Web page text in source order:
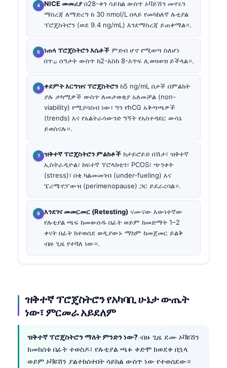
NICE መመሪያበ28-ቀን ሳይክል ውስጥ ኦቫይሽን መኖሩን
ማስረጃ ለማድረግ ከ 30 nmol/L በላይ የመካከለኛ ሉቲያል
ፕሮጄስትሮን (ወደ 9.4 ng/mL) እንደማስረጃ ይጠቀማል።.
ነጠላ ፕሮጄስትሮን እሴቶች ምድብ ሆኖ የሚወጣ ስለሆነ
በጥند ሰዓታት ውስጥ ከ2-እስከ 8-እጥፍ ሊወዛወዝ ይችላል።.
ቀደምት እርግዝና ፕሮጄስትሮንከ5 ng/mL በታች በምልክት
ያሉ ታካሚዎች ውስጥ ለመታወቂያ አለመቻል (non-
viability) የሚያሳስብ ነው፣ ግን የhCG አቅጣጫዎች
(trends) እና የአልትራሳውንድ ግኝት የአስተዳደር ውሳኔ
ይወስናሉ።.
ዝቅተኛ ፕሮጄስትሮን ምልክቶች ከታይሮይድ በሽታ፣ ዝቅተኛ
ኢስትራዲዮል፣ ከፍተኛ ፕሮላክቲን፣ PCOS፣ ጭንቀት
(stress)፣ በቂ ካልመመገብ (under-fueling) እና
ፔሪሜኖፓውዝ (perimenopause) ጋር ይደራረባል።.
እንደገና መመርመር (Retesting) ናሙናው እውነተኛው
የሉቲያል ጫፍ ከመውሰዱ በፊት ወይም ከመድማት 1–2
ቀናት በፊት ከተወሰደ ወዲያውኑ ማከም ከመጀመር ይልቅ
ብዙ ጊዜ የተሻለ ነው።.
ዝቅተኛ ፕሮጄስትሮን የአካባቢ ሁኔታ ውጤት
ነው፣ ምርመራ አይደለም
ዝቅተኛ ፕሮጄስትሮን ማለት ምንድን ነው? ብዙ ጊዜ ደሙ ኦቫዩሽን
ከመከሰቱ በፊት ተወስዶ፣ የሉቲያል ጫፉ ቀድሞ ከወደቀ በኋላ
ወይም ኦቫዩሽን ያልተከሰተበት ሳይክል ውስጥ ነው የተወሰደው።